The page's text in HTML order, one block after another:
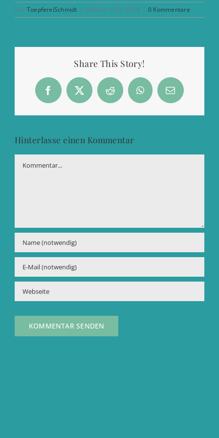
Von ToepfereiSchmidt | Oktober 13th, 2018 | 0 Kommentare
Share This Story!
Facebook
X Reddit WhatsApp
E-
Mail
Hinterlasse einen Kommentar